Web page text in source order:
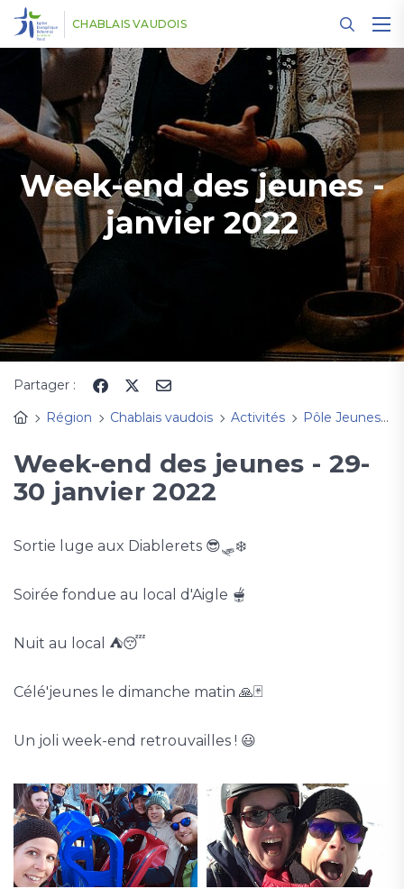
CHABLAIS VAUDOIS
Week-end des jeunes -
janvier 2022
Partager :
Région
Chablais vaudois Activités Pôle Jeunesse
Week-end des jeunes - 29-
30 janvier 2022
Sortie luge aux Diablerets 😎🛷❄️
Soirée fondue au local d'Aigle 🫕
Nuit au local ⛺😴
Célé'jeunes le dimanche matin 🙏🃏
Un joli week-end retrouvailles ! 😃
Panneau de gestion des cookies